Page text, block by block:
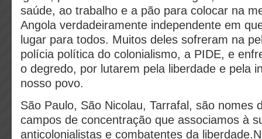
saúde, ao trabalho e a pão para colocar na
Angola verdadeiramente independente em
lugar para todos. Muitos deles sofreram na
polícia política do colonialismo, a PIDE, e
o degredo, por lutarem pela liberdade e pela
nosso povo.
São Paulo, São Nicolau, Tarrafal, são nomes
campos de concentração que associamos à
anticolonialistas e combatentes da